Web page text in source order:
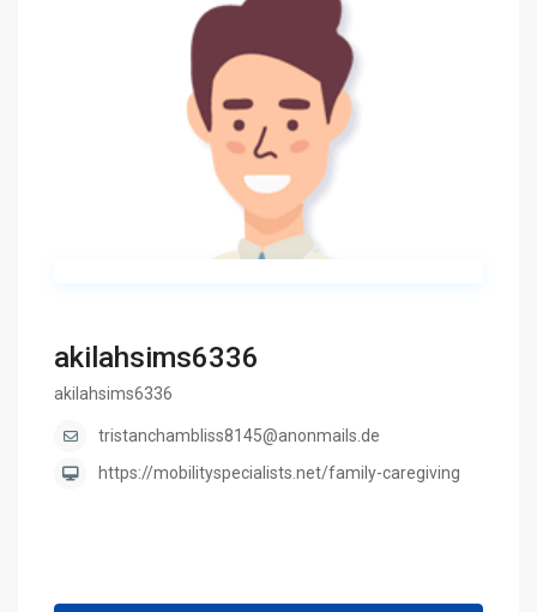
akilahsims6336
akilahsims6336
tristanchambliss8145@anonmails.de
https://mobilityspecialists.net/family-caregiving